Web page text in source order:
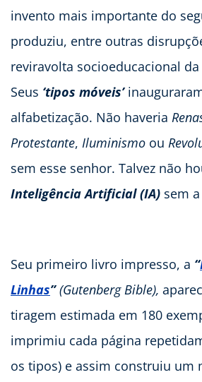
invento mais importante do
produziu, entre outras
reviravolta socioeducacional
Seus ‘tipos móveis’
alfabetização. Não haveria
Protestante, Iluminismo ou
sem esse senhor. Talvez não
Inteligência Artificial (IA) sem
Seu primeiro livro impresso, a “
Linhas” (Gutenberg Bible),
tiragem estimada em 180
imprimiu cada página
os tipos) e assim construiu um